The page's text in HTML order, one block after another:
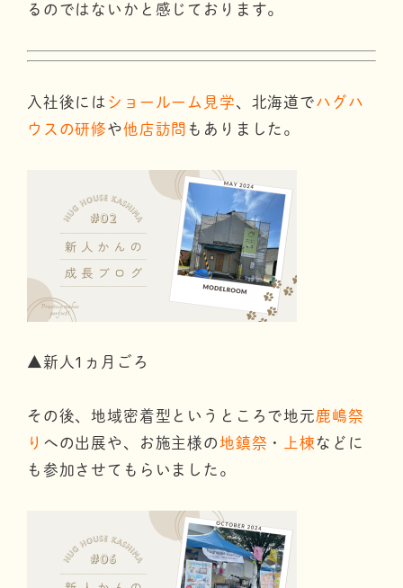
るのではないかと感じております。
入社後には ショールーム見学、北海道でハグハ
ウスの研修や他店訪問 もありました。
▲新人1ヵ月ごろ
その後、地域密着型というところで地元鹿嶋祭
り への出展や、お施主様の地鎮祭 ・ 上棟 などに
も参加させてもらいました。